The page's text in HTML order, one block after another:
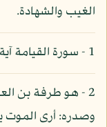
الغيب والشهادة.
1 - سورة القيامة آية: 25.
2 - هو طرفة بن
وصدره: أرى الموت